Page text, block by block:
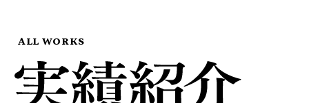
ALL WORKS